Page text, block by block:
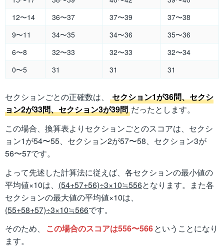
12〜14
36〜37 37〜39
37〜38
9〜11
34〜35 34〜36
35〜36
6〜8
32〜33 32〜33
32〜34
0〜5
31 31 31
セクションごとの正確数は、
セクション1が36問、セクシ
ョン2が33問、セクション3が39問 だったとします。
この場合、換算表よりセクションごとのスコアは、セクシ
ョン1が54〜55、セクション2が57〜58、セクション3が
56〜57です。
よって先述した計算法に従えば、各セクションの最小値の
平均値×10は、 (54+57+56)÷3×10≒556となります。また各
セクションの最大値の平均値×10は、
(55+58+57)÷3×10≒566です。
そのため、
この場合のスコアは556〜566ということになり
ます。